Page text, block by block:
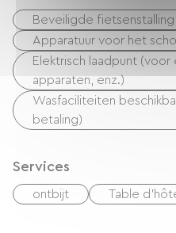
Beveiligde fietsenstalling
Apparatuur voor het
Elektrisch laadpunt
apparaten, enz.)
Wasfaciliteiten
betaling)
Services
ontbijt Table